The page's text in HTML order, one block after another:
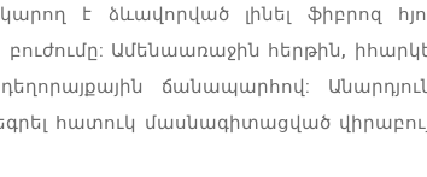
է ձևավորված լինել ֆիբրոզ
Ամենաառաջին հերթին,
ճանապարհով:
հատուկ մասնագիտացված